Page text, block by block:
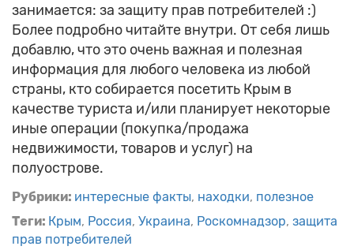
занимается: за защиту прав потребителей :)
Более подробно читайте внутри. От себя лишь
добавлю, что это очень важная и полезная
информация для любого человека из любой
страны, кто собирается посетить Крым в
качестве туриста и/или планирует некоторые
иные операции (покупка/продажа
недвижимости, товаров и услуг) на
полуострове.
Рубрики: интересные факты находки полезное
Теги: Крым Россия Украина Роскомнадзор защита
прав потребителей